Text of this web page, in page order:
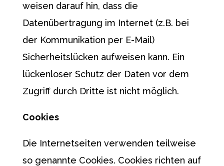
weisen darauf hin, dass die
Datenübertragung im Internet (z.B. bei
der Kommunikation per E-Mail)
Sicherheitslücken aufweisen kann. Ein
lückenloser Schutz der Daten vor dem
Zugriff durch Dritte ist nicht möglich.
Cookies
Die Internetseiten verwenden teilweise
so genannte Cookies. Cookies richten auf